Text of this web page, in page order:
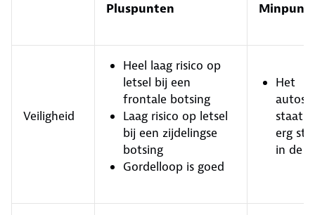
Pluspunten
Veiligheid
Heel laag risico op
letsel bij een
frontale botsing
Laag risico op letsel
bij een zijdelingse
botsing
Gordelloop is goed
Het
staat
erg
in de